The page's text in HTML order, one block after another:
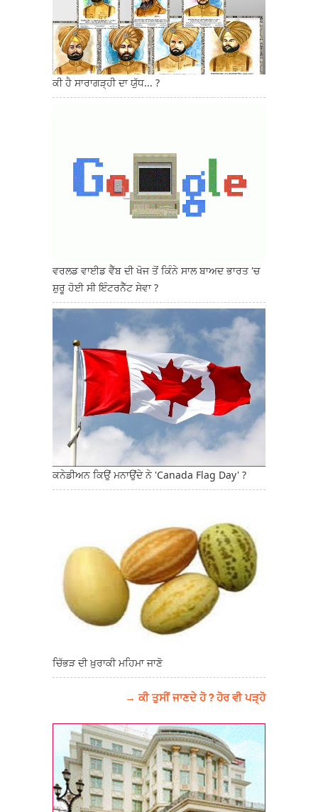
ਕੀ ਹੈ ਸਾਰਾਗੜ੍ਹੀ ਦਾ ਯੁੱਧ... ?
ਵਰਲਡ ਵਾਈਡ ਵੈੱਬ ਦੀ ਖੋਜ ਤੋਂ ਕਿੰਨੇ ਸਾਲ ਬਾਅਦ ਭਾਰਤ 'ਚ
ਸ਼ੁਰੂ ਹੋਈ ਸੀ ਇੰਟਰਨੈੱਟ ਸੇਵਾ ?
ਕਨੇਡੀਅਨ ਕਿਉਂ ਮਨਾਉਂਦੇ ਨੇ 'Canada Flag Day' ?
ਚਿੱਭੜ ਦੀ ਖ਼ੁਰਾਕੀ ਮਹਿਮਾ ਜਾਣੋ
→ ਕੀ ਤੁਸੀਂ ਜਾਣਦੇ ਹੋ ? ਹੋਰ ਵੀ ਪੜ੍ਹੋ